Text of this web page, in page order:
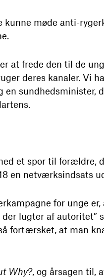
kunne møde anti-
at frede den til de
deres kanaler. Vi
sundhedsminister,
et spor til forældre,
en netværksindsats
for unge
lugter af
fortærsket, at man
Why?, og årsagen til,